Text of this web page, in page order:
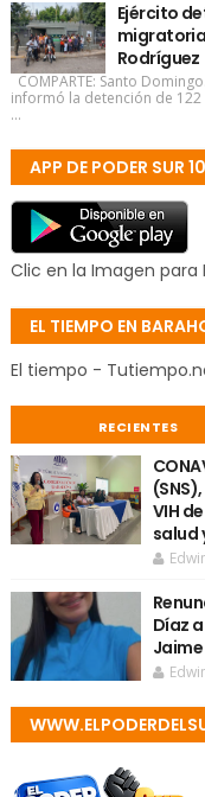
Ejército
Rodríguez
COMPARTE: Santo
informó la detención de
...
APP DE PODER SUR
Clic en la Imagen para
EL TIEMPO EN
El tiempo -
RECIENTES
VIH
salud
Díaz